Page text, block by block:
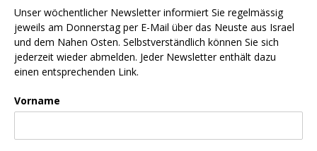
Unser wöchentlicher Newsletter informiert Sie regelmässig
jeweils am Donnerstag per E-Mail über das Neuste aus Israel
und dem Nahen Osten. Selbstverständlich können Sie sich
jederzeit wieder abmelden. Jeder Newsletter enthält dazu
einen entsprechenden Link.
Vorname